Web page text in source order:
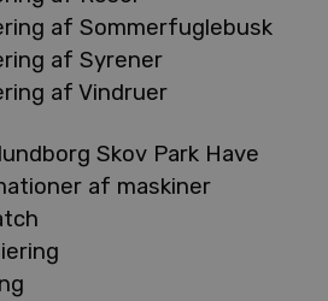
af Sommerfuglebusk
af Syrener
af Vindruer
Skov Park Have
af maskiner